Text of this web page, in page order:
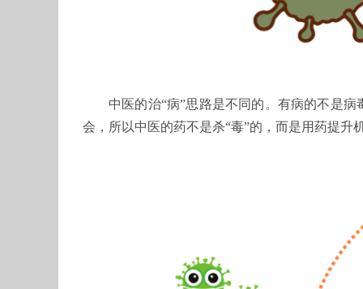
中医的治“病”思路是不同的。有病的不是
会，所以中医的药不是杀“毒”的，而是用药提